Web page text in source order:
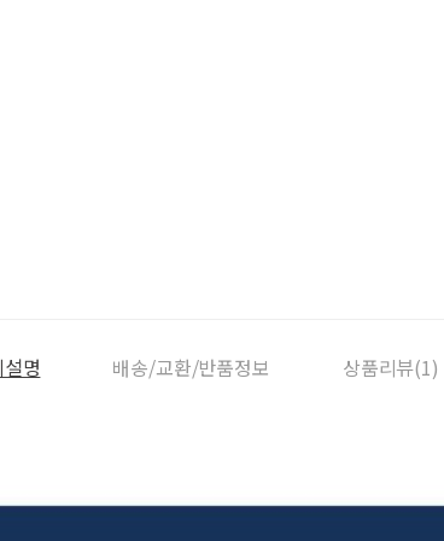
명 배송/교환/반품정보 상품리뷰(1)